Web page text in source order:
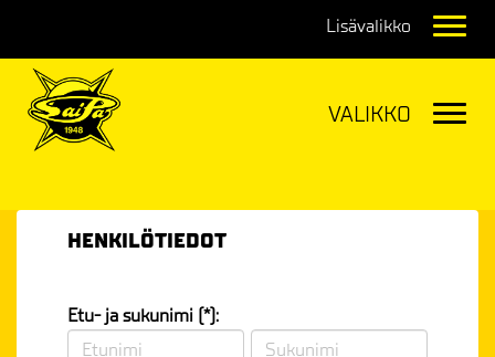
HENKILÖTIEDOT
Etu- ja sukunimi (*):